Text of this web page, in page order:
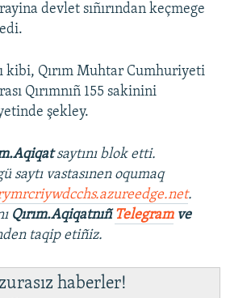
devlet sıñırından keçmege
kibi, Qırım Muhtar Cumhuriyeti
Qırımnıñ 155 sakinini
şekley.
saytını blok etti.
saytı vastasınen oqumaq
.
Qırım.AqiqatnıñTelegramve
taqip etiñiz.
haberler!